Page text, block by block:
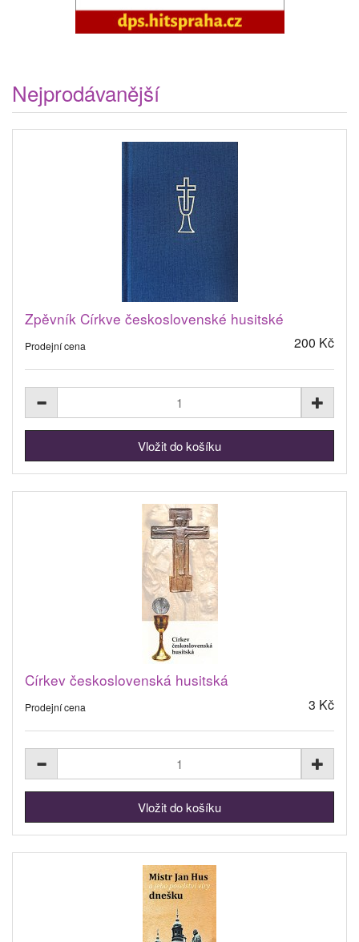
Nejprodávanější
Zpěvník Církve československé husitské
Prodejní cena 200 Kč
Církev československá husitská
Prodejní cena 3 Kč